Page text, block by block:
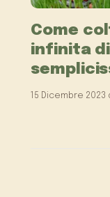
Come
infinita
15 Dicembre 2023